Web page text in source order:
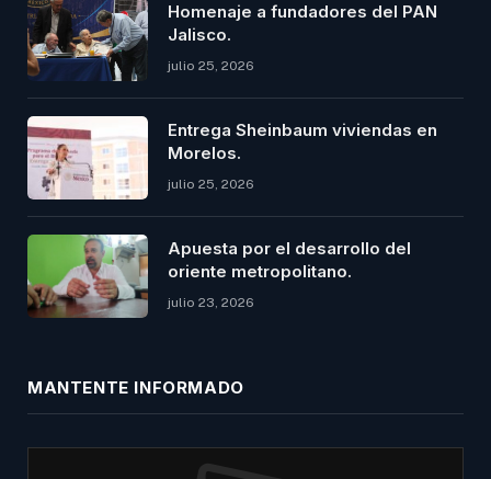
Homenaje a fundadores del PAN
Jalisco.
julio 25, 2026
Entrega Sheinbaum viviendas en
Morelos.
julio 25, 2026
Apuesta por el desarrollo del
oriente metropolitano.
julio 23, 2026
MANTENTE INFORMADO